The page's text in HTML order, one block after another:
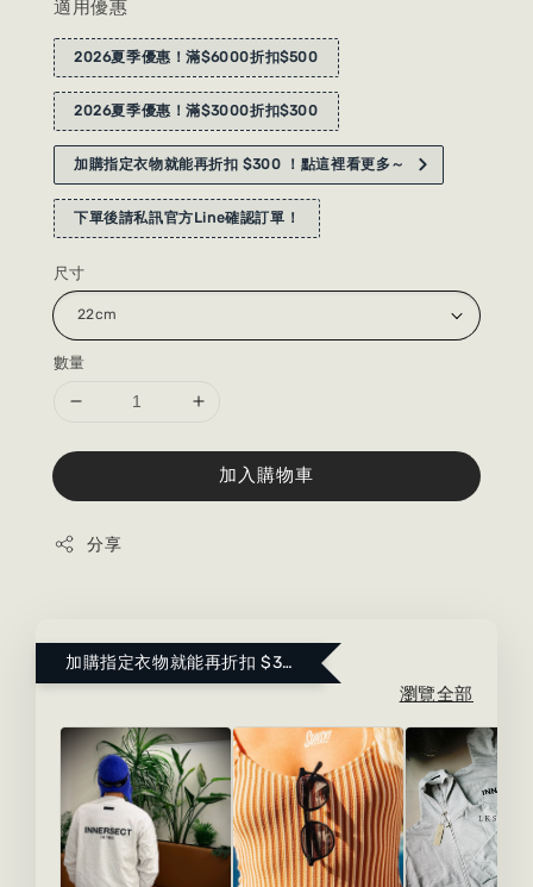
適用優惠
2026夏季優惠！滿$6000折扣$500
2026夏季優惠！滿$3000折扣$300
加購指定衣物就能再折扣 $300 ！點這裡看更多～
下單後請私訊官方Line確認訂單！
尺寸
數量
加入購物車
分享
加購指定衣物就能再折扣 $300 ！點這裡看更多～
瀏覽全部